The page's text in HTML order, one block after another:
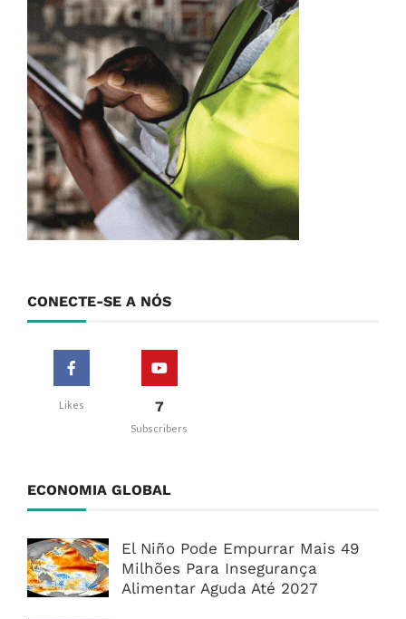
CONECTE-SE A NÓS
Likes 7
Subscribers
ECONOMIA GLOBAL
El Niño Pode Empurrar Mais 49
Milhões Para Insegurança
Alimentar Aguda Até 2027